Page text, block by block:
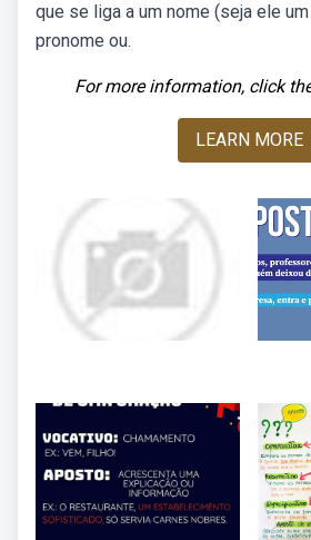
que se liga a um nome (seja ele
pronome ou.
For more information, click
LEARN MORE